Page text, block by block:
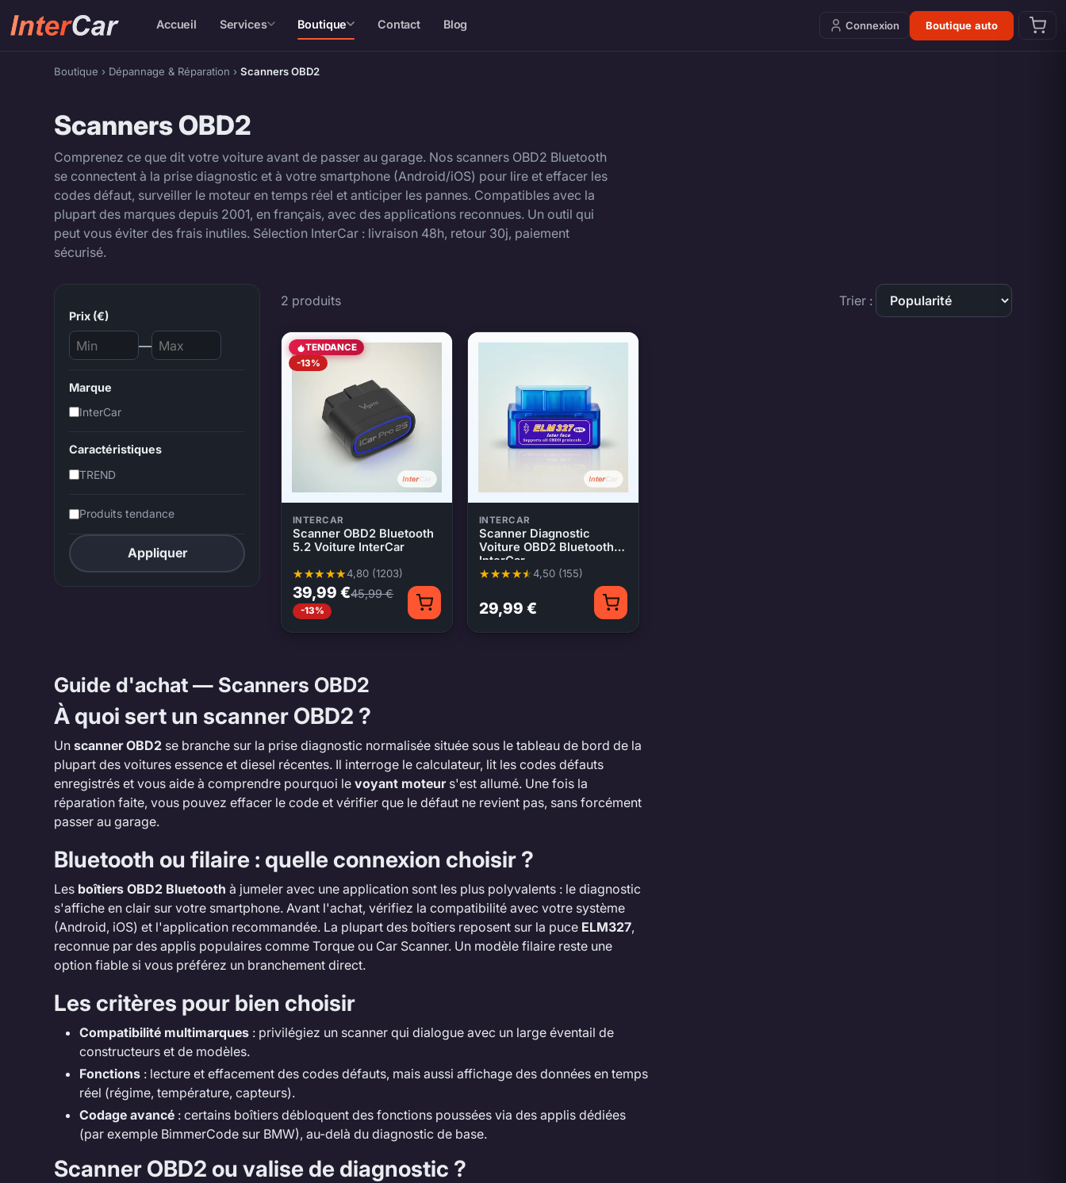
Accueil Services Boutique Contact Blog Connexion Boutique auto
Boutique › Dépannage & Réparation › Scanners OBD2
Scanners OBD2
Comprenez ce que dit votre voiture avant de passer au garage. Nos scanners OBD2 Bluetooth
se connectent à la prise diagnostic et à votre smartphone (Android/iOS) pour lire et effacer les
codes défaut, surveiller le moteur en temps réel et anticiper les pannes. Compatibles avec la
plupart des marques depuis 2001, en français, avec des applications reconnues. Un outil qui
peut vous éviter des frais inutiles. Sélection InterCar : livraison 48h, retour 30j, paiement
sécurisé.
Prix (€)
—
Marque
InterCar
Caractéristiques
TREND
Produits tendance
Appliquer
Scanners OBD2 — produits
2 produits Trier :
TENDANCE
-13%
INTERCAR
Scanner OBD2 Bluetooth
5.2 Voiture InterCar
4,80 (1203)
Note moyenne 4,80 sur 5, 1203 évaluations
39,99 €45,99 €
-13%
INTERCAR
Scanner Diagnostic
Voiture OBD2 Bluetooth
InterCar
4,50 (155)
Note moyenne 4,50 sur 5, 155 évaluations
29,99 €
Guide d'achat — Scanners OBD2
À quoi sert un scanner OBD2 ?
Un scanner OBD2 se branche sur la prise diagnostic normalisée située sous le tableau de bord de la
plupart des voitures essence et diesel récentes. Il interroge le calculateur, lit les codes défauts
enregistrés et vous aide à comprendre pourquoi le voyant moteurs'est allumé. Une fois la
réparation faite, vous pouvez effacer le code et vérifier que le défaut ne revient pas, sans forcément
passer au garage.
Bluetooth ou filaire : quelle connexion choisir ?
Les boîtiers OBD2 Bluetooth à jumeler avec une application sont les plus polyvalents : le diagnostic
s'affiche en clair sur votre smartphone. Avant l'achat, vérifiez la compatibilité avec votre système
(Android, iOS) et l'application recommandée. La plupart des boîtiers reposent sur la puce ELM327,
reconnue par des applis populaires comme Torque ou Car Scanner. Un modèle filaire reste une
option fiable si vous préférez un branchement direct.
Les critères pour bien choisir
Compatibilité multimarques : privilégiez un scanner qui dialogue avec un large éventail de
constructeurs et de modèles.
Fonctions : lecture et effacement des codes défauts, mais aussi affichage des données en temps
réel (régime, température, capteurs).
Codage avancé : certains boîtiers débloquent des fonctions poussées via des applis dédiées
(par exemple BimmerCode sur BMW), au-delà du diagnostic de base.
Scanner OBD2 ou valise de diagnostic ?